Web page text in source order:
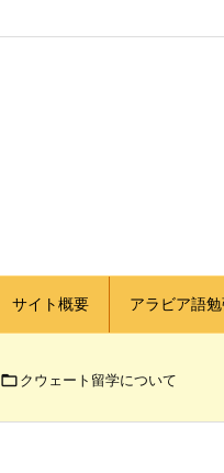
サイト概要 アラビア語
クウェート留学について